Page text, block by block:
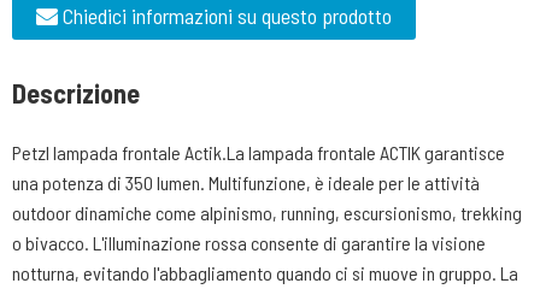
Chiedici informazioni su questo prodotto
Descrizione
Petzl lampada frontale Actik.La lampada frontale ACTIK garantisce
una potenza di 350 lumen. Multifunzione, è ideale per le attività
outdoor dinamiche come alpinismo, running, escursionismo, trekking
o bivacco. L'illuminazione rossa consente di garantire la visione
notturna, evitando l'abbagliamento quando ci si muove in gruppo. La